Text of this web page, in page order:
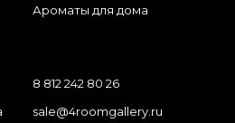
Ароматы для дома
8 812 242 80 26
sale@4roomgallery.ru